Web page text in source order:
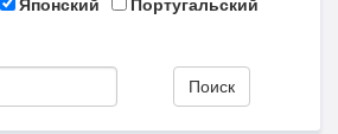
Японский
Португальский
Поиск